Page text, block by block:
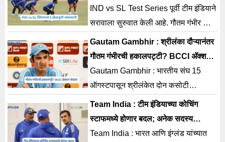
स्लिपमध्ये तयार
IND vs SL Test Series पूर्वी टीम इंडियाने
सरावाला सुरुवात केली आहे. गौतम गंभीर यांनी
फिल्डिंगवर विशेष लक्ष केंद्रित केले.
Gautam Gambhir : श्रीलंका दौऱ्यानंतर
गौतम गंभीरची हकालपट्टी? BCCI अ‍ॅक्शन
मोडवर
Gautam Gambhir : भारतीय संघ 15
ऑगस्टपासून श्रीलंकेत दोन कसोटी
सामन्यांची मालिका खेळणार आहे. या
मालिकेनंतर भारतीय संघाचे मुख्य प्रशिक्षक
Team India : टीम इंडियाच्या कोचिंग
स्टाफमध्ये होणार बदल; अनेक सदस्य
सोडणार पद ?
Team India : भारत आणि इंग्लंड यांच्यात